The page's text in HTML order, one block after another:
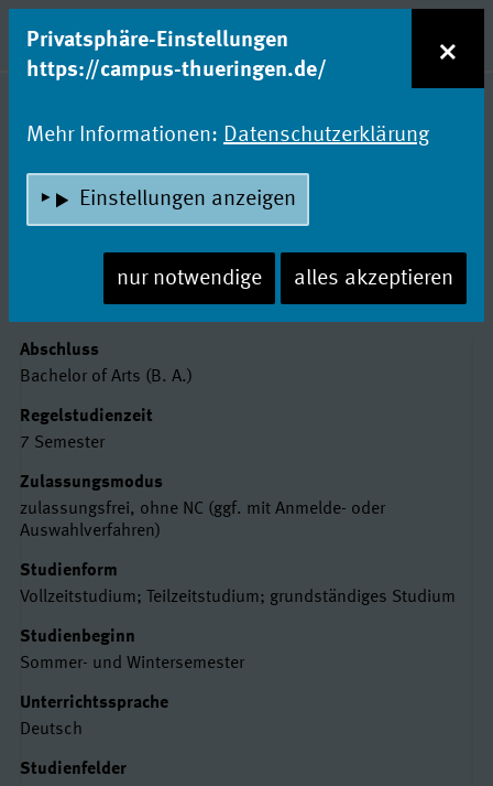
zum Inhalt
Entdecke Dein Studium!
ÖFFENTLICHE
BETRIEBSWIRTSCHAFT/ PUBLIC
MANAGEMENT
Hochschule Nordhausen
Basisdaten
Abschluss
Bachelor of Arts (B. A.)
Regelstudienzeit
7 Semester
Zulassungsmodus
zulassungsfrei, ohne NC (ggf. mit Anmelde- oder
Auswahlverfahren)
Studienform
Vollzeitstudium; Teilzeitstudium; grundständiges Studium
Studienbeginn
Sommer- und Wintersemester
Unterrichtssprache
Deutsch
Studienfelder
Privatsphäre-Einstellungen
https://campus-thueringen.de/
×
Mehr Informationen: Datenschutzerklärung
Einstellungen anzeigen
nur notwendige alles akzeptieren